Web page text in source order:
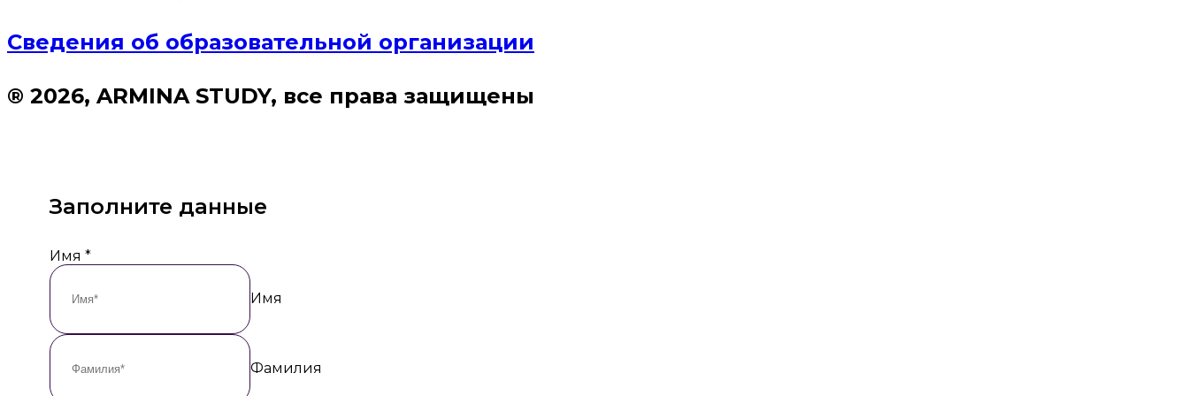
Сведения об образовательной организации
® 2026, ARMINA STUDY, все права защищены
Заполните данные
Имя *
Имя
Фамилия